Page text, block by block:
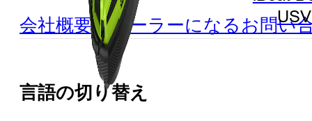
USV
会社概要ディーラーになるお問い
言語の切り替え